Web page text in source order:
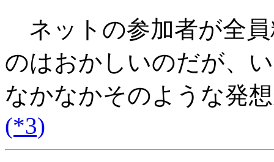
ネットの参加者が全
のはおかしいのだが、
なかなかそのような発
(*3)